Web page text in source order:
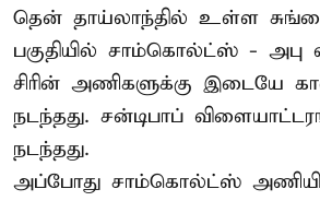
தென் தாய்லாந்தில் உள்ள
பகுதியில் சாம்கொல்ட்ஸ் -
சிரின் அணிகளுக்கு இடையே
நடந்தது. சன்டிபாப்
நடந்தது.
அப்போது சாம்கொல்ட்ஸ்